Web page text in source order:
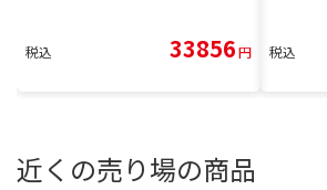
税込 33856円 税込
近くの売り場の商品